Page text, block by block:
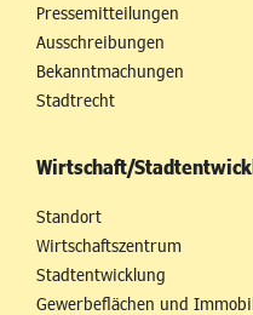
Pressemitteilungen
Ausschreibungen
Bekanntmachungen
Stadtrecht
Wirtschaft/
Standort
Wirtschaftszentrum
Stadtentwicklung
Gewerbeflächen und